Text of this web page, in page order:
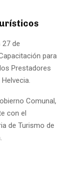
de
para
Prestadores
Comunal,
con el
de Turismo de